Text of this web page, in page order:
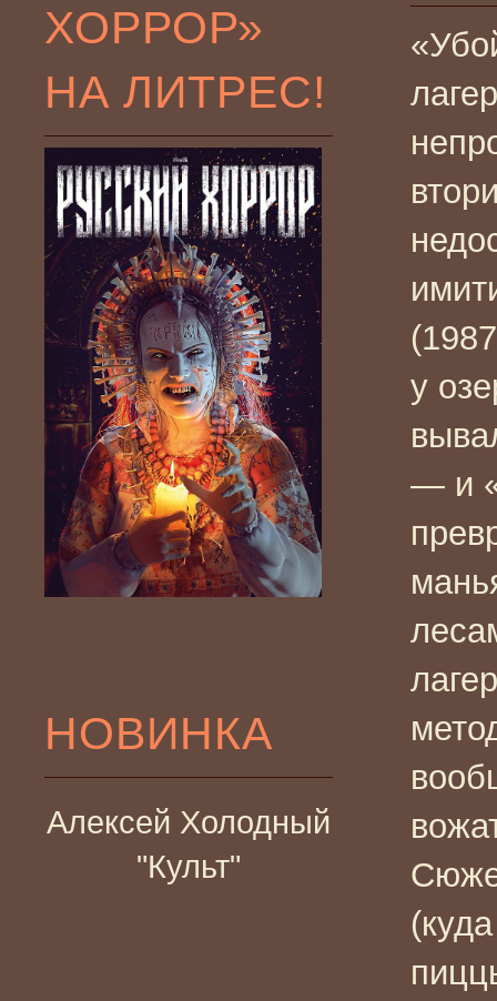
ХОРРОР»
НА ЛИТРЕС!
НОВИНКА
Алексей Холодный
"Культ"
у
— и